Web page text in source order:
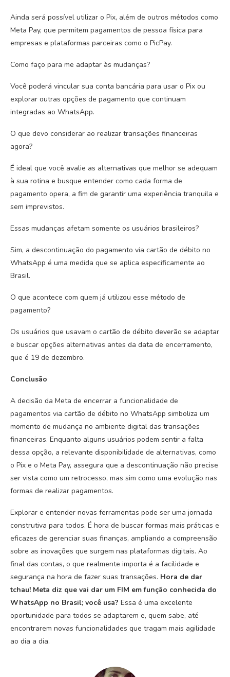
Ainda será possível utilizar o Pix, além de outros métodos como
Meta Pay, que permitem pagamentos de pessoa física para
empresas e plataformas parceiras como o PicPay.
Como faço para me adaptar às mudanças?
Você poderá vincular sua conta bancária para usar o Pix ou
explorar outras opções de pagamento que continuam
integradas ao WhatsApp.
O que devo considerar ao realizar transações financeiras
agora?
É ideal que você avalie as alternativas que melhor se adequam
à sua rotina e busque entender como cada forma de
pagamento opera, a fim de garantir uma experiência tranquila e
sem imprevistos.
Essas mudanças afetam somente os usuários brasileiros?
Sim, a descontinuação do pagamento via cartão de débito no
WhatsApp é uma medida que se aplica especificamente ao
Brasil.
O que acontece com quem já utilizou esse método de
pagamento?
Os usuários que usavam o cartão de débito deverão se adaptar
e buscar opções alternativas antes da data de encerramento,
que é 19 de dezembro.
Conclusão
A decisão da Meta de encerrar a funcionalidade de
pagamentos via cartão de débito no WhatsApp simboliza um
momento de mudança no ambiente digital das transações
financeiras. Enquanto alguns usuários podem sentir a falta
dessa opção, a relevante disponibilidade de alternativas, como
o Pix e o Meta Pay, assegura que a descontinuação não precise
ser vista como um retrocesso, mas sim como uma evolução nas
formas de realizar pagamentos.
Explorar e entender novas ferramentas pode ser uma jornada
construtiva para todos. É hora de buscar formas mais práticas e
eficazes de gerenciar suas finanças, ampliando a compreensão
sobre as inovações que surgem nas plataformas digitais. Ao
final das contas, o que realmente importa é a facilidade e
segurança na hora de fazer suas transações. Hora de dar
tchau! Meta diz que vai dar um FIM em função conhecida do
WhatsApp no Brasil; você usa? Essa é uma excelente
oportunidade para todos se adaptarem e, quem sabe, até
encontrarem novas funcionalidades que tragam mais agilidade
ao dia a dia.